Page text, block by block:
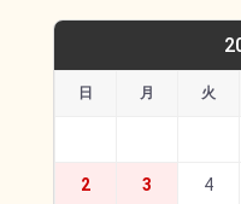
日 月 火
2 3 4